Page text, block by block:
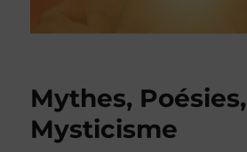
Mythes, Poésies,
Mysticisme